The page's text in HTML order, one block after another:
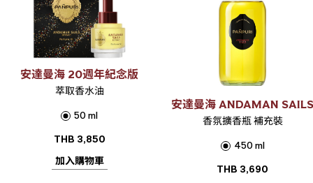
安達曼海 20週年紀念版
萃取香水油
50 ml
THB 3,850
加入購物車
安達曼海 ANDAMAN SAILS
香氛擴香瓶 補充裝
450 ml
THB 3,690